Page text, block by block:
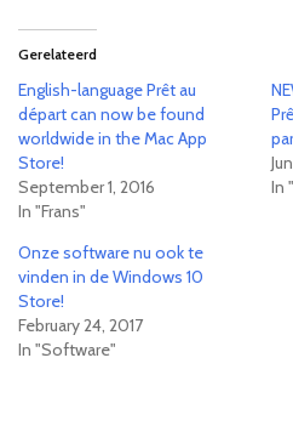
Gerelateerd
English-language Prêt au
départ can now be found
worldwide in the Mac App
Store!
September 1, 2016
In "Frans"
In
Onze software nu ook te
vinden in de Windows 10
Store!
February 24, 2017
In "Software"